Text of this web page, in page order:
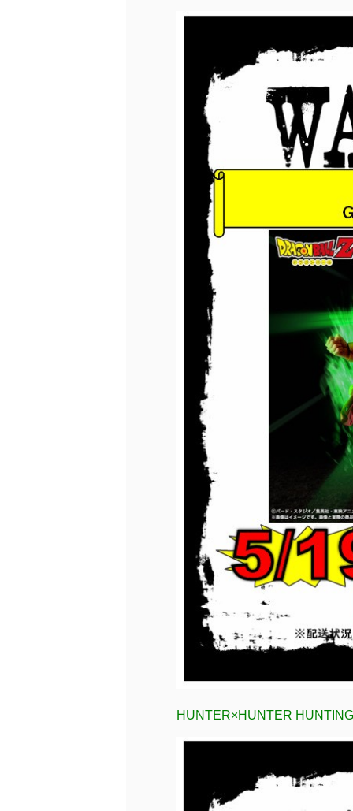
HUNTER×HUNTER